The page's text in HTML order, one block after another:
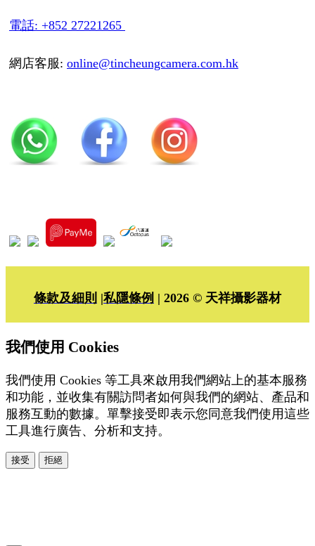
電話: +852 27221265
網店客服: online@tincheungcamera.com.hk
條款及細則 |私隱條例 | 2026 © 天祥攝影器材
我們使用 Cookies
我們使用 Cookies 等工具來啟用我們網站上的基本服務
和功能，並收集有關訪問者如何與我們的網站、產品和
服務互動的數據。單擊接受即表示您同意我們使用這些
工具進行廣告、分析和支持。
接受 拒絕